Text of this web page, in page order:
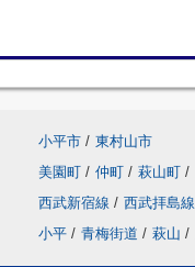
小平市 / 東村山市
美園町 / 仲町 / 萩山町 /
西武新宿線 / 西武拝島線
小平 / 青梅街道 / 萩山 /